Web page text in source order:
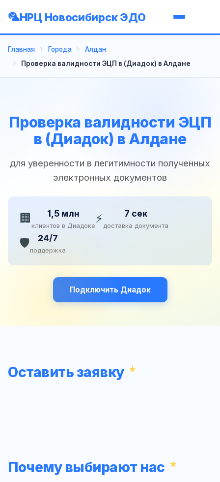
НРЦ Новосибирск ЭДО
Главная Города
Алдан
Проверка валидности ЭЦП в (Диадок) в Алдане
Проверка валидности ЭЦП
в (Диадок) в Алдане
для уверенности в легитимности полученных
электронных документов
🏢 1,5 млн
клиентов в Диадоке⚡ 7 сек
доставка документа
🛡️ 24/7
поддержка
Подключить Диадок
Оставить заявку
Почему выбирают нас